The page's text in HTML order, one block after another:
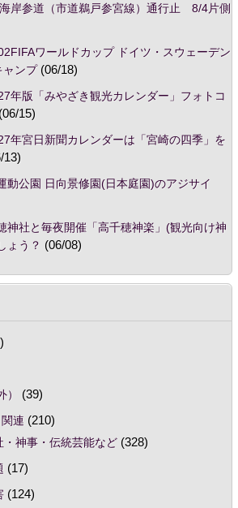
岸参道（市道鵜戸参宮線）通行止 8/4片側
ワールドカップ ドイツ・スウェーデン
ャンプ(06/18)
年版「みやざき観光カレンダー」フォトコ
(06/15)
年宮日新聞カレンダーは「宮崎の四季」を
13)
動公園 日向景修園(日本庭園)のアジサイ
神社と毎夜開催「高千穂神楽」(観光向け神
ょう？ (06/08)
(39)
連 (210)
神事・伝統芸能など(328)
(17)
(124)